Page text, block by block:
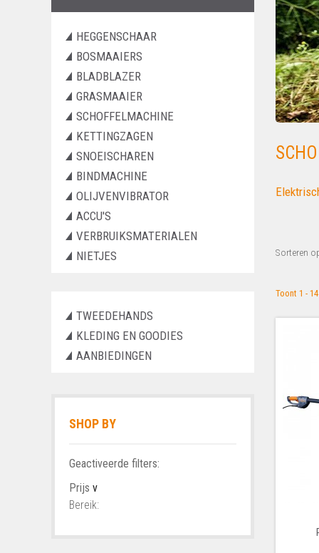
HEGGENSCHAAR
BOSMAAIERS
BLADBLAZER
GRASMAAIER
SCHOFFELMACHINE
KETTINGZAGEN
SNOEISCHAREN
BINDMACHINE
OLIJVENVIBRATOR
ACCU'S
VERBRUIKSMATERIALEN
NIETJES
TWEEDEHANDS
KLEDING EN GOODIES
AANBIEDINGEN
SHOP BY
Geactiveerde filters:
Prijs v
Bereik:
Sorteren
Toont 1 -